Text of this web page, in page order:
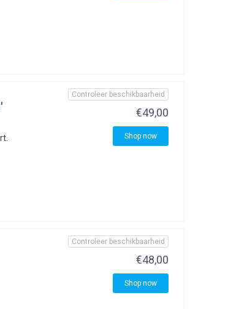
Controleer beschikbaarheid
€49,00
Shop now
Controleer beschikbaarheid
€48,00
Shop now